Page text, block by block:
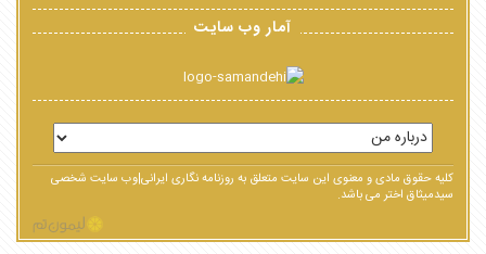
آمار وب سایت
کلیه حقوق مادی و معنوی این سایت متعلق به روزنامه نگاری ایرانی|وب سایت شخصی
سیدمیثاق اختر می باشد.